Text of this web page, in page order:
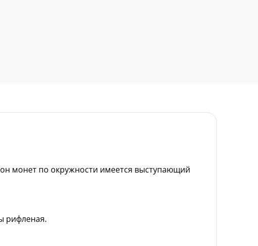
монет по окружности имеется выступающий
рифленая.